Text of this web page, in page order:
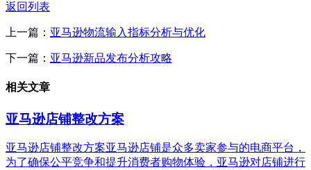
返回列表
上一篇： 亚马逊物流输入指标分析与优化
下一篇： 亚马逊新品发布分析攻略
相关文章
亚马逊店铺整改方案
亚马逊店铺整改方案亚马逊店铺是众多卖家参与的电商平台，
为了确保公平竞争和提升消费者购物体验，亚马逊对店铺进行